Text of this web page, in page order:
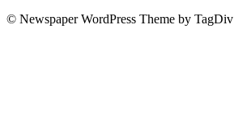
© Newspaper WordPress Theme by TagDiv